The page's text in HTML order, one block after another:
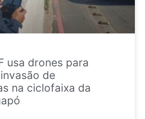
usa drones para
de
na ciclofaixa da